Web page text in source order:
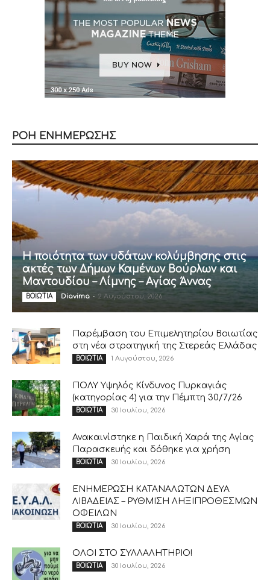
ΡΟΗ ΕΝΗΜΕΡΩΣΗΣ
Η ποιότητα των υδάτων κολύμβησης στις
ακτές των Δήμων Καμένων Βούρλων και
Μαντουδίου – Λίμνης – Αγίας Άννας
ΒΟΙΩΤΙΑ Diavima - 2 Αυγούστου, 2026
Παρέμβαση του Επιμελητηρίου Βοιωτίας
στη νέα στρατηγική της Στερεάς Ελλάδας
ΒΟΙΩΤΙΑ 1 Αυγούστου, 2026
ΠΟΛΥ Υψηλός Κίνδυνος Πυρκαγιάς
(κατηγορίας 4) για την Πέμπτη 30/7/26
ΒΟΙΩΤΙΑ 30 Ιουλίου, 2026
Ανακαινίστηκε η Παιδική Χαρά της Αγίας
Παρασκευής και δόθηκε για χρήση
ΒΟΙΩΤΙΑ 30 Ιουλίου, 2026
ΕΝΗΜΕΡΩΣΗ ΚΑΤΑΝΑΛΩΤΩΝ ΔΕΥΑ
ΛΙΒΑΔΕΙΑΣ – ΡΥΘΜΙΣΗ ΛΗΞΙΠΡΟΘΕΣΜΩΝ
ΟΦΕΙΛΩΝ
ΒΟΙΩΤΙΑ 30 Ιουλίου, 2026
ΟΛΟΙ ΣΤΟ ΣΥΛΛΑΛΗΤΗΡΙΟ!
ΒΟΙΩΤΙΑ 30 Ιουλίου, 2026